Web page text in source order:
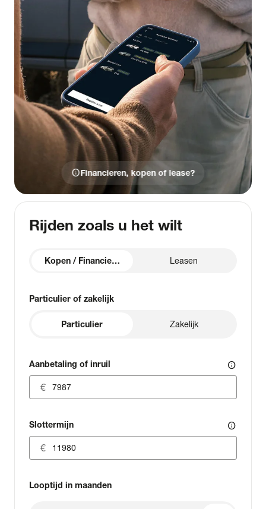
infoFinancieren, kopen of lease?
Rijden zoals u het wilt
Kopen / Financieren Leasen
Particulier of zakelijk
Particulier Zakelijk
Aanbetaling of inruil info
Slottermijn info
Looptijd in maanden